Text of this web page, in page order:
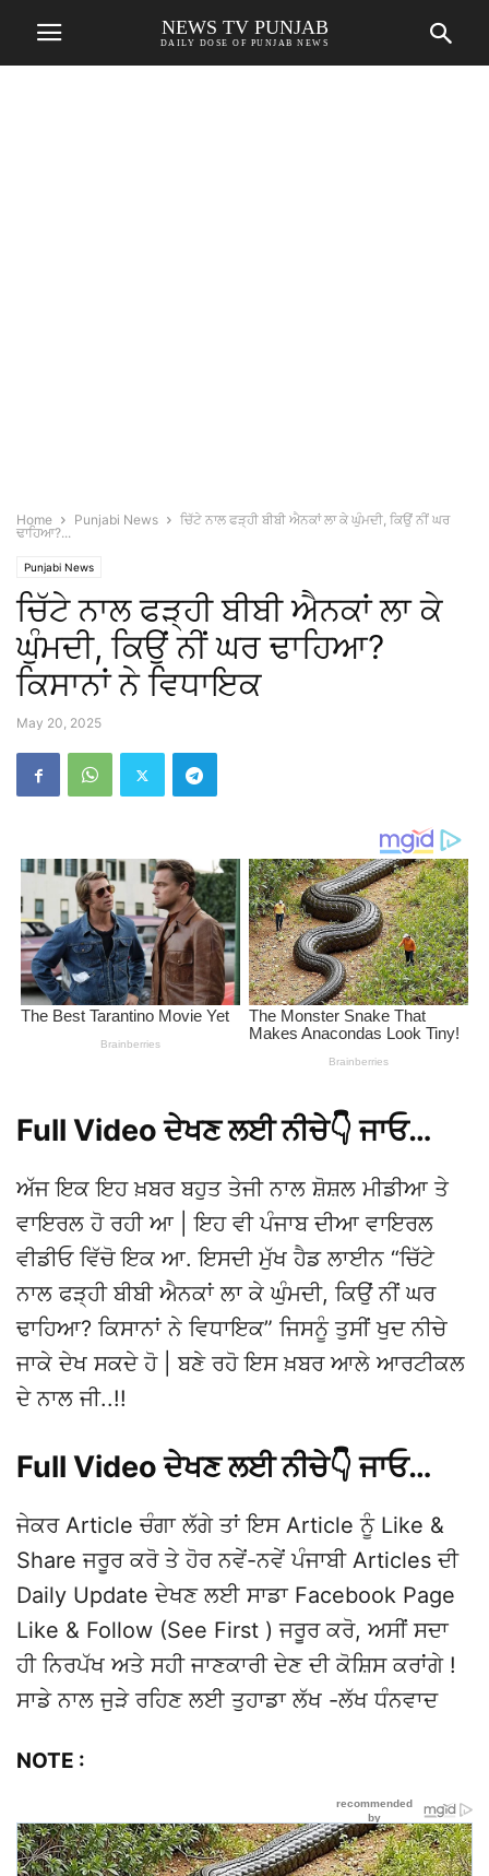
NEWS TV PUNJAB
DAILY DOSE OF PUNJAB NEWS
Home Punjabi News
ਚਿੱਟੇ ਨਾਲ ਫੜ੍ਹੀ ਬੀਬੀ ਐਨਕਾਂ ਲਾ ਕੇ ਘੁੰਮਦੀ, ਕਿਉਂ ਨੀਂ ਘਰ
ਢਾਹਿਆ?...
Punjabi News
ਚਿੱਟੇ ਨਾਲ ਫੜ੍ਹੀ ਬੀਬੀ ਐਨਕਾਂ ਲਾ ਕੇ
ਘੁੰਮਦੀ, ਕਿਉਂ ਨੀਂ ਘਰ ਢਾਹਿਆ?
ਕਿਸਾਨਾਂ ਨੇ ਵਿਧਾਇਕ
May 20, 2025
Full Video ਦੇਖਣ ਲਈ ਨੀਚੇ👇 ਜਾਓ…
ਅੱਜ ਇਕ ਇਹ ਖ਼ਬਰ ਬਹੁਤ ਤੇਜੀ ਨਾਲ ਸ਼ੋਸ਼ਲ ਮੀਡੀਆ ਤੇ
ਵਾਇਰਲ ਹੋ ਰਹੀ ਆ | ਇਹ ਵੀ ਪੰਜਾਬ ਦੀਆ ਵਾਇਰਲ
ਵੀਡੀਓ ਵਿੱਚੋ ਇਕ ਆ. ਇਸਦੀ ਮੁੱਖ ਹੈਡ ਲਾਈਨ “ਚਿੱਟੇ
ਨਾਲ ਫੜ੍ਹੀ ਬੀਬੀ ਐਨਕਾਂ ਲਾ ਕੇ ਘੁੰਮਦੀ, ਕਿਉਂ ਨੀਂ ਘਰ
ਢਾਹਿਆ? ਕਿਸਾਨਾਂ ਨੇ ਵਿਧਾਇਕ” ਜਿਸਨੂੰ ਤੁਸੀਂ ਖੁਦ ਨੀਚੇ
ਜਾਕੇ ਦੇਖ ਸਕਦੇ ਹੋ | ਬਣੇ ਰਹੋ ਇਸ ਖ਼ਬਰ ਆਲੇ ਆਰਟੀਕਲ
ਦੇ ਨਾਲ ਜੀ..!!
Full Video ਦੇਖਣ ਲਈ ਨੀਚੇ👇 ਜਾਓ…
ਜੇਕਰ Article ਚੰਗਾ ਲੱਗੇ ਤਾਂ ਇਸ Article ਨੂੰ Like &
Share ਜਰੂਰ ਕਰੋ ਤੇ ਹੋਰ ਨਵੇਂ-ਨਵੇਂ ਪੰਜਾਬੀ Articles ਦੀ
Daily Update ਦੇਖਣ ਲਈ ਸਾਡਾ Facebook Page
Like & Follow (See First ) ਜਰੂਰ ਕਰੋ, ਅਸੀਂ ਸਦਾ
ਹੀ ਨਿਰਪੱਖ ਅਤੇ ਸਹੀ ਜਾਣਕਾਰੀ ਦੇਣ ਦੀ ਕੋਸ਼ਿਸ ਕਰਾਂਗੇ !
ਸਾਡੇ ਨਾਲ ਜੁੜੇ ਰਹਿਣ ਲਈ ਤੁਹਾਡਾ ਲੱਖ -ਲੱਖ ਧੰਨਵਾਦ
NOTE :